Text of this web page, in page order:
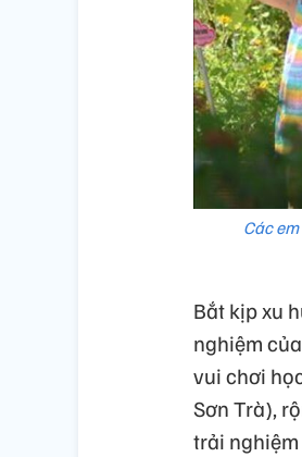
Các
Bắt kịp xu
nghiệm
vui chơi
Sơn Trà),
trải